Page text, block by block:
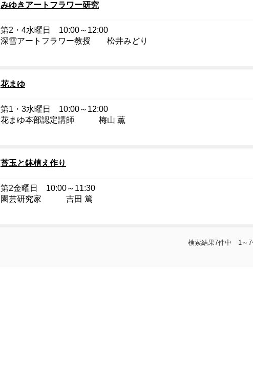
みゆきアートフラワー研究
第2・4水曜日 10:00～12:00
深雪アートフラワー教授 松井みどり
花まゆ
第1・3水曜日 10:00～12:00
花まゆ本部認定講師 梅山 薫
苔玉と鉢植え作り
第2金曜日 10:00～11:30
園芸研究家 吉田 篤
検索結果7件中 1～